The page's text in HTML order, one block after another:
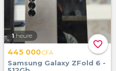
favorite_border
1 heure
445 000CFA
Samsung Galaxy ZFold 6 -